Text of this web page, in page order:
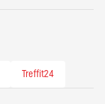
Treffit24